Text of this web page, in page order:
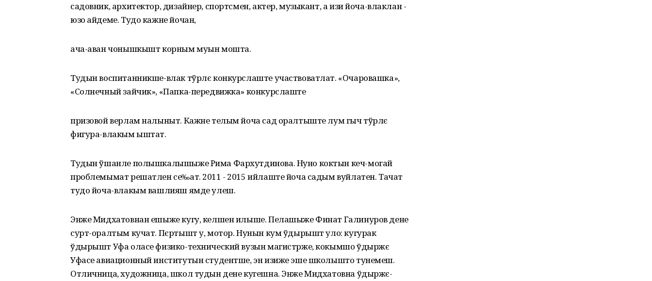
садовник, архитектор, дизайнер, спортсмен, актер, музыкант, а изи йоча-влаклан -
юзо айдеме. Тудо кажне йочан,
ача-аван чонышкышт корным муын мошта.
Тудын воспитанникше-влак тўрлє конкурслаште участвоватлат. «Очаровашка»,
«Солнечный зайчик», «Папка-передвижка» конкурслаште
призовой верлам налыныт. Кажне телым йоча сад оралтыште лум гыч тўрлє
фигура-влакым ыштат.
Тудын ўшанле полышкалышыже Рима Фархутдинова. Нуно коктын кеч-могай
проблемымат решатлен се‰ат. 2011 - 2015 ийлаште йоча садым вуйлатен. Тачат
тудо йоча-влакым вашлияш ямде улеш.
Энже Мидхатовнан ешыже кугу, келшен илыше. Пелашыже Финат Галинуров дене
сурт-оралтым кучат. Пєртышт у, мотор. Нунын кум ўдырышт уло: кугурак
ўдырышт Уфа оласе физико-технический вузын магистрже, кокымшо ўдыржє
Уфасе авиационный институтын студентше, эн изиже эше школышто тунемеш.
Отличница, художница, школ тудын дене кугешна. Энже Мидхатовна ўдыржє-